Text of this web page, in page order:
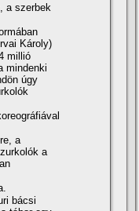
a szerbek
Károly)
millió
mindenki
úgy
a
a
bácsi